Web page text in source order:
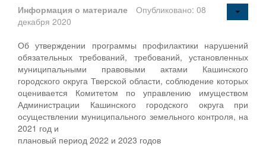
Информация о материале
Опубликовано: 08
декабря 2020
Об утверждении программы профилактики нарушений
обязательных требований, требований, установленных
муниципальными правовыми актами Кашинского
городского округа Тверской области, соблюдение которых
оценивается Комитетом по управлению имуществом
Администрации Кашинского городского округа при
осуществлении муниципального земельного контроля, на
2021 год и
плановый период 2022 и 2023 годов